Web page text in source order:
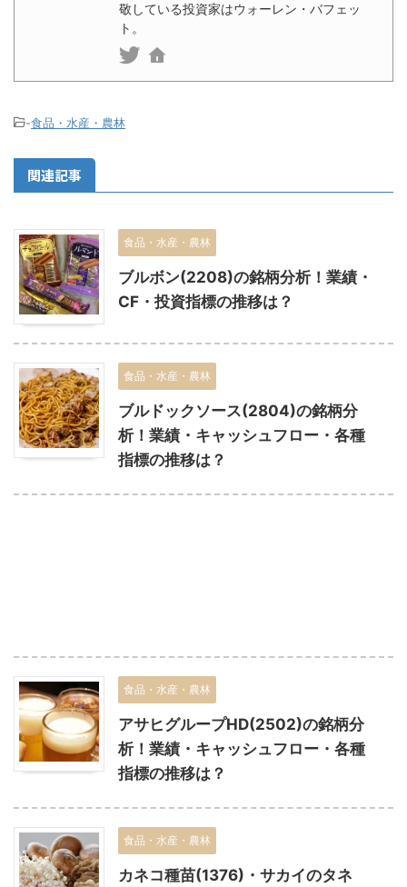
敬している投資家はウォーレン・バフェッ
ト。
-食品・水産・農林
関連記事
食品・水産・農林
ブルボン(2208)の銘柄分析！業績・
CF・投資指標の推移は？
食品・水産・農林
ブルドックソース(2804)の銘柄分
析！業績・キャッシュフロー・各種
指標の推移は？
食品・水産・農林
アサヒグループHD(2502)の銘柄分
析！業績・キャッシュフロー・各種
指標の推移は？
食品・水産・農林
カネコ種苗(1376)・サカイのタネ